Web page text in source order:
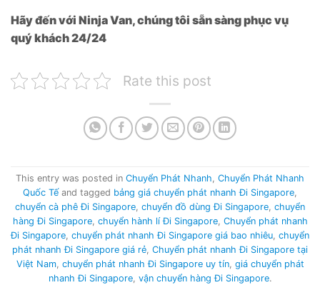
Hãy đến với Ninja Van, chúng tôi sẵn sàng phục vụ
quý khách 24/24
Rate this post
This entry was posted in Chuyển Phát Nhanh, Chuyển Phát Nhanh
Quốc Tế and tagged bảng giá chuyển phát nhanh Đi Singapore,
chuyển cà phê Đi Singapore, chuyển đồ dùng Đi Singapore, chuyển
hàng Đi Singapore, chuyển hành lí Đi Singapore, Chuyển phát nhanh
Đi Singapore, chuyển phát nhanh Đi Singapore giá bao nhiêu, chuyển
phát nhanh Đi Singapore giá rẻ, Chuyển phát nhanh Đi Singapore tại
Việt Nam, chuyển phát nhanh Đi Singapore uy tín, giá chuyển phát
nhanh Đi Singapore, vận chuyển hàng Đi Singapore.